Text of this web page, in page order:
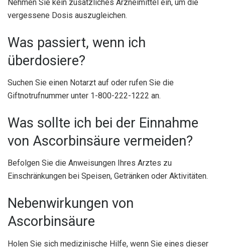
Nehmen Sie kein zusätzliches Arzneimittel ein, um die
vergessene Dosis auszugleichen.
Was passiert, wenn ich
überdosiere?
Suchen Sie einen Notarzt auf oder rufen Sie die
Giftnotrufnummer unter 1-800-222-1222 an.
Was sollte ich bei der Einnahme
von Ascorbinsäure vermeiden?
Befolgen Sie die Anweisungen Ihres Arztes zu
Einschränkungen bei Speisen, Getränken oder Aktivitäten.
Nebenwirkungen von
Ascorbinsäure
Holen Sie sich medizinische Hilfe, wenn Sie eines dieser